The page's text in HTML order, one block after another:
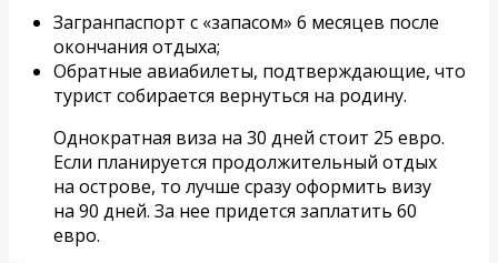
Загранпаспорт с «запасом» 6 месяцев после
окончания отдыха;
Обратные авиабилеты, подтверждающие, что
турист собирается вернуться на родину.
Однократная виза на 30 дней стоит 25 евро.
Если планируется продолжительный отдых
на острове, то лучше сразу оформить визу
на 90 дней. За нее придется заплатить 60
евро.